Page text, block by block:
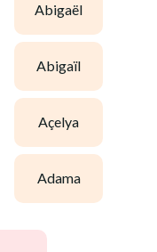
abigaël
abigaïl
açelya
adama